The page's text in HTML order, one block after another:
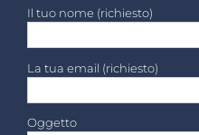
Il tuo nome (richiesto)
La tua email (richiesto)
Oggetto